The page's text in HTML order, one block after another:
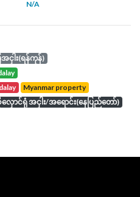
N/A
ေအငှါး(ရန်ကုန်)
Myanmar property
သိုလှောင်ရုံ အငှါး/အရောင်း(နေပြည်တော်)